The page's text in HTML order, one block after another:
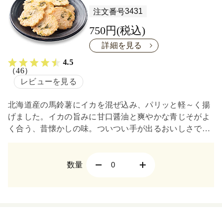
4.5
（46）
レビューを見る
注文番号3431
750円(税込)
詳細を見る
北海道産の馬鈴薯にイカを混ぜ込み、パリッと軽～く揚
げました。イカの旨みに甘口醤油と爽やかな青じそがよ
く合う、昔懐かしの味。ついつい手が出るおいしさで
数量